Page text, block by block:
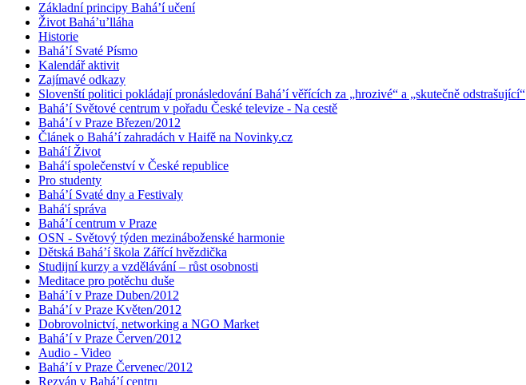
Základní principy Bahá’í učení
Život Bahá’u’lláha
Historie
Bahá’í Svaté Písmo
Kalendář aktivit
Zajímavé odkazy
Slovenští politici pokládají pronásledování Bahá’í věřících za „hrozivé“ a „skutečně odstrašující“
Bahá’í Světové centrum v pořadu České televize - Na cestě
Bahá’í v Praze Březen/2012
Článek o Bahá’í zahradách v Haifě na Novinky.cz
Bahá'í Život
Bahá'í společenství v České republice
Pro studenty
Bahá’í Svaté dny a Festivaly
Bahá'í správa
Bahá’í centrum v Praze
OSN - Světový týden mezináboženské harmonie
Dětská Bahá’í škola Zářící hvězdička
Studijní kurzy a vzdělávání – růst osobnosti
Meditace pro potěchu duše
Bahá’í v Praze Duben/2012
Bahá’í v Praze Květen/2012
Dobrovolnictví, networking a NGO Market
Bahá’í v Praze Červen/2012
Audio - Video
Bahá’í v Praze Červenec/2012
Rezván v Bahá’í centru